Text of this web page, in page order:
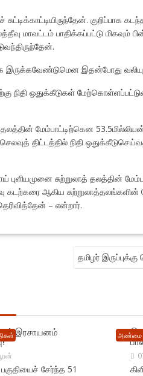
குறிப்பாக
மாவட்டம் பாதிக்கப்பட்டு
இருக்கவேண்டுமென இதன்போது
நிதி ஒதுக்கீடுகள்
மேம்பாட்டிற்கென
திட்டத்தில் நிதி
சுற்றுலாத் தலத்தின்
கடற்கரை ஆகிய
– என்றார்.
தமிழர்
இரசாயனம்
சேர்ந்த 51
அண்மை